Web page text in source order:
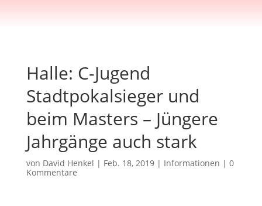
Halle: C-Jugend
Stadtpokalsieger und
beim Masters – Jüngere
Jahrgänge auch stark
von David Henkel | Feb. 18, 2019| Informationen | 0
Kommentare